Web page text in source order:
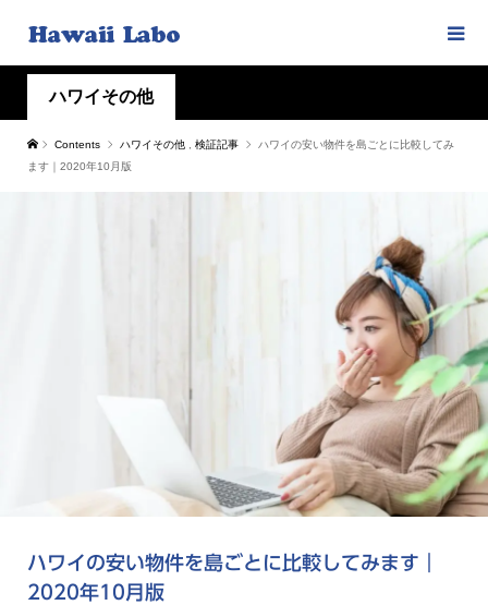
ハワイその他
Contents ハワイその他 検証記事
ハワイの安い物件を島ごとに比較してみ
ます｜2020年10月版
ハワイの安い物件を島ごとに比較してみます｜
2020年10月版